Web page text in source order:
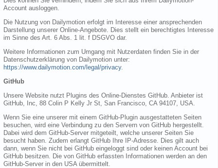
Account ausloggen.
Die Nutzung von Dailymotion erfolgt im Interesse einer ansprechenden
Darstellung unserer Online-Angebote. Dies stellt ein berechtigtes Interesse
im Sinne des Art. 6 Abs. 1 lit. f DSGVO dar.
Weitere Informationen zum Umgang mit Nutzerdaten finden Sie in der
Datenschutzerklärung von Dailymotion unter:
https://www.dailymotion.com/legal/privacy.
GitHub
Unsere Website nutzt Plugins des Online-Dienstes GitHub. Anbieter ist
GitHub, Inc, 88 Colin P Kelly Jr St, San Francisco, CA 94107, USA.
Wenn Sie eine unserer mit einem GitHub-Plugin ausgestatteten Seiten
besuchen, wird eine Verbindung zu den Servern von GitHub hergestellt.
Dabei wird dem GitHub-Server mitgeteilt, welche unserer Seiten Sie
besucht haben. Zudem erlangt GitHub Ihre IP-Adresse. Dies gilt auch
dann, wenn Sie nicht bei GitHub eingeloggt sind oder keinen Account bei
GitHub besitzen. Die von GitHub erfassten Informationen werden an den
GitHub-Server in den USA übermittelt.